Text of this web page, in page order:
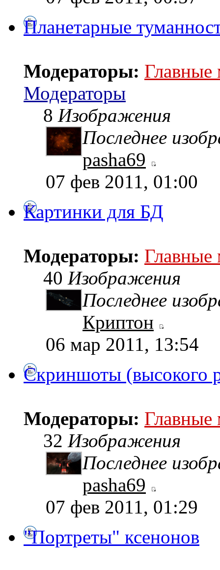
Планетарные
Модераторы: Главные
Модераторы
8 Изображения
Последнее
pasha69
07 фев 2011, 01:00
Картинки для БД
Модераторы: Главные
40 Изображения
Последнее
Криптон
06 мар 2011, 13:54
Скриншоты (высокого
Модераторы: Главные
32 Изображения
Последнее
pasha69
07 фев 2011, 01:29
"Портреты" ксенонов